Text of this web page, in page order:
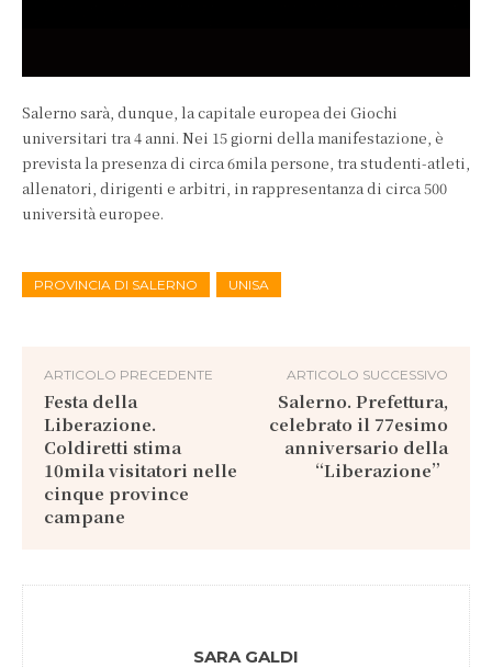
Salerno sarà, dunque, la capitale europea dei Giochi
universitari tra 4 anni. Nei 15 giorni della manifestazione, è
prevista la presenza di circa 6mila persone, tra studenti-atleti,
allenatori, dirigenti e arbitri, in rappresentanza di circa 500
università europee.
PROVINCIA DI SALERNO UNISA
ARTICOLO PRECEDENTE
Festa della
Liberazione.
Coldiretti stima
10mila visitatori nelle
cinque province
campane
ARTICOLO SUCCESSIVO
Salerno. Prefettura,
celebrato il 77esimo
anniversario della
“Liberazione”
SARA GALDI